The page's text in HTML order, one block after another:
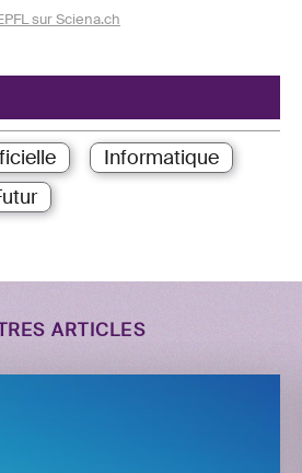
sur Sciena.ch
Informatique
ARTICLES